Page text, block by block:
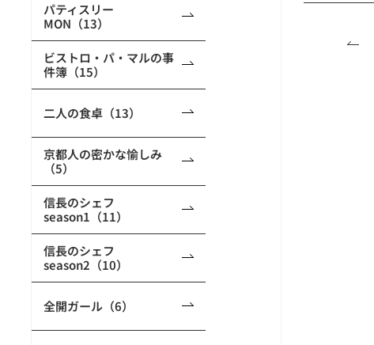
パティスリー
MON（13）
ビストロ・パ・マルの事
件簿（15）
二人の食卓（13）
京都人の密かな愉しみ
（5）
信長のシェフ
season1（11）
信長のシェフ
season2（10）
全開ガール（6）